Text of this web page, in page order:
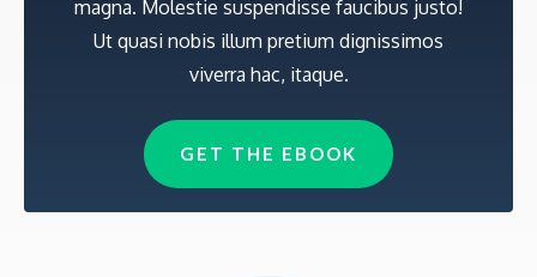
magna. Molestie suspendisse faucibus justo!
Ut quasi nobis illum pretium dignissimos
viverra hac, itaque.
GET THE EBOOK